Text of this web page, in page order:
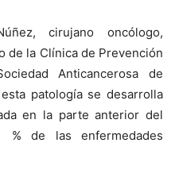
cirujano oncólogo,
de la Clínica de Prevención
Anticancerosa de
patología se desarrolla
en la parte anterior del
de las enfermedades